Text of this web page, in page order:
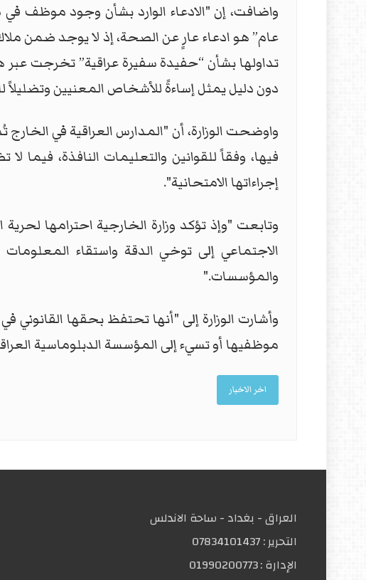
واضافت، إن "الادعاء الوارد بشأن وجود موظف
عام” هو ادعاء عارٍ عن الصحة، إذ لا يوجد ضمن
تداولها بشأن “حفيدة سفيرة عراقية” تخرجت عبر
دون دليل يمثل إساءةً للأشخاص المعنيين وتضليلاً
واوضحت الوزارة، أن "المدارس العراقية في الخارج
فيها، وفقاً للقوانين والتعليمات النافذة، فيما
إجراءاتها الامتحانية".
وتابعت "وإذ تؤكد وزارة الخارجية احترامها
الاجتماعي إلى توخي الدقة واستقاء
والمؤسسات."
وأشارت الوزارة إلى "أنها تحتفظ بحقها
موظفيها أو تسيء إلى المؤسسة الدبلوماسية
اخر الاخبار
العراق - بغداد - ساحة الاندلس
التحریر :07834101437
الإدارة :01990200773